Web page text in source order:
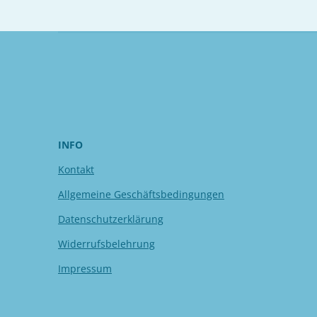
INFO
Kontakt
Allgemeine Geschäftsbedingungen
Datenschutzerklärung
Widerrufsbelehrung
Impressum